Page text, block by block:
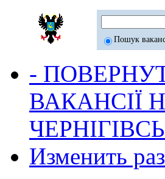
Пошук
-
ВАКАНСІЇ
Изменить